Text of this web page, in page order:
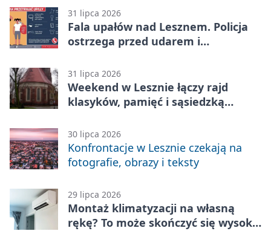
31 lipca 2026
Fala upałów nad Lesznem. Policja
ostrzega przed udarem i
31 lipca 2026
Weekend w Lesznie łączy rajd
klasyków, pamięć i sąsiedzką
30 lipca 2026
Konfrontacje w Lesznie czekają na
fotografie, obrazy i teksty
29 lipca 2026
Montaż klimatyzacji na własną
rękę? To może skończyć się wysoką